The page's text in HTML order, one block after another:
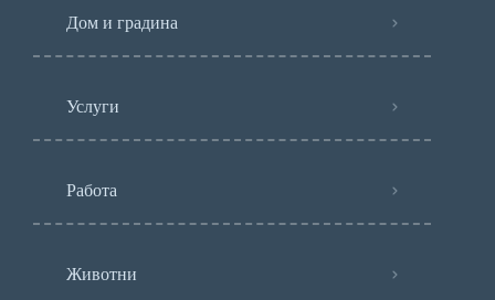
Дом и градина
Услуги
Работа
Животни